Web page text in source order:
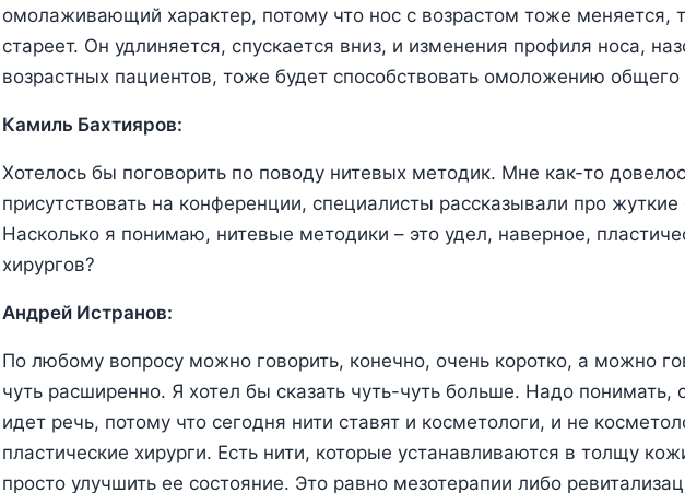
омолаживающий характер, потому что нос с возрастом тоже меняется,
стареет. Он удлиняется, спускается вниз, и изменения профиля носа,
возрастных пациентов, тоже будет способствовать омоложению общего
Камиль Бахтияров:
Хотелось бы поговорить по поводу нитевых методик. Мне как-то
присутствовать на конференции, специалисты рассказывали про
Насколько я понимаю, нитевые методики – это удел, наверное,
хирургов?
Андрей Истранов:
По любому вопросу можно говорить, конечно, очень коротко, а можно
чуть расширенно. Я хотел бы сказать чуть-чуть больше. Надо понимать,
идет речь, потому что сегодня нити ставят и косметологи, и не
пластические хирурги. Есть нити, которые устанавливаются в толщу
просто улучшить ее состояние. Это равно мезотерапии либо